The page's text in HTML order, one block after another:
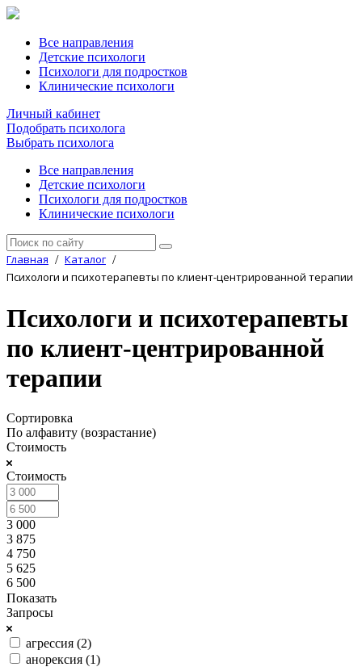
Все направления
Детские психологи
Психологи для подростков
Клинические психологи
Личный кабинет
Подобрать психолога
Выбрать психолога
Все направления
Детские психологи
Психологи для подростков
Клинические психологи
Главная / Каталог/
Психологи и психотерапевты по клиент-центрированной терапии
Психологи и психотерапевты
по клиент-центрированной
терапии
Сортировка
По алфавиту (возрастание)
Стоимость
Стоимость
3 000
3 875
4 750
5 625
6 500
Показать
Запросы
агрессия (2)
анорексия (1)